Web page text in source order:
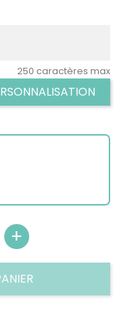
250 caractères max